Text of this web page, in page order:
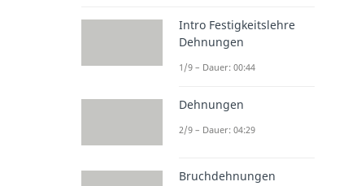
Intro Festigkeitslehre
Dehnungen
1/9 – Dauer: 00:44
Dehnungen
2/9 – Dauer: 04:29
Bruchdehnungen